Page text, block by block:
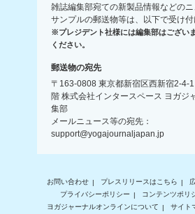
雑誌編集部宛ての新製品情報などのニ
サンプルの郵送物等は、以下で受け付
※プレジデント社様には編集部はござい
ください。
郵送物の宛先
〒163-0808 東京都新宿区西新宿2-
階 株式会社インタースペース ヨガジ
集部
メールニュース等の宛先：
support@yogajournaljapan.jp
お問い合わせ プレスリリースはこちら
プライバシーポリシー
コンテンツポリ
ヨガジャーナルオンラインについて
サイト